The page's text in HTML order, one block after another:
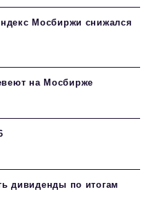
Мосбиржи снижался
на Мосбирже
дивиденды по итогам